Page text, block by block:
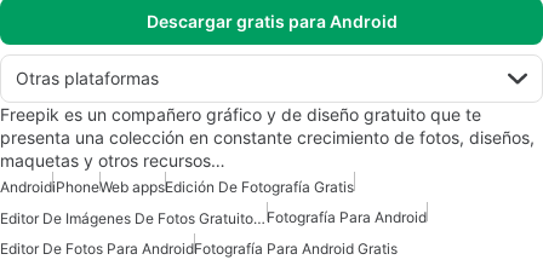
Descargar gratis para Android
Otras plataformas
Freepik es un compañero gráfico y de diseño gratuito que te
presenta una colección en constante crecimiento de fotos, diseños,
maquetas y otros recursos…
AndroidiPhoneWeb appsEdición De Fotografía Gratis
Editor De Imágenes De Fotos Gratuito Para Android Fotografía Para Android
Editor De Fotos Para AndroidFotografía Para Android Gratis